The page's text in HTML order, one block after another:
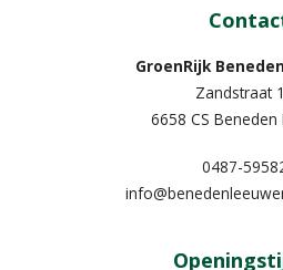
GroenRijk
Zandstraat
6658 CS Beneden
0487-